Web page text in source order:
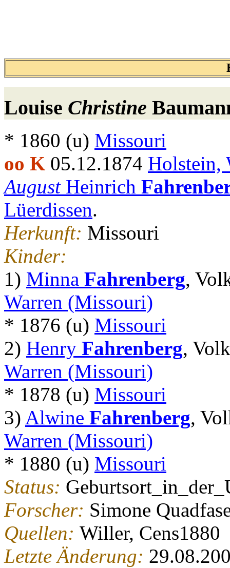
Louise Christine
* 1860 (u) Missouri
oo K 05.12.1874 Holstein,
AugustHeinrich
Lüerdissen.
Herkunft: Missouri
Kinder:
1) Minna Fahrenberg,
Warren (Missouri)
* 1876 (u) Missouri
2) Henry Fahrenberg,
Warren (Missouri)
* 1878 (u) Missouri
3) Alwine Fahrenberg,
Warren (Missouri)
* 1880 (u) Missouri
Status:
Forscher: Simone
Quellen: Willer, Cens1880
Letzte Änderung: